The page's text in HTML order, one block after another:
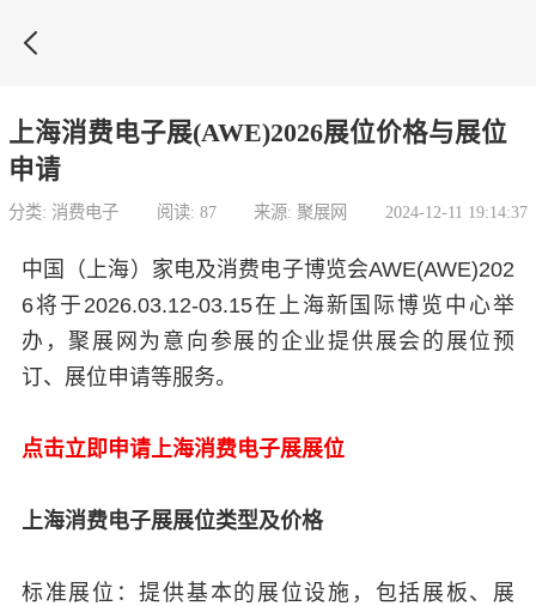

上海消费电子展(AWE)2026展位价格与展位
申请
分类: 消费电子 阅读: 87 来源: 聚展网 2024-12-11 19:14:37
中国（上海）家电及消费电子博览会AWE(AWE)202
6将于2026.03.12-03.15在上海新国际博览中心举
办，聚展网为意向参展的企业提供展会的展位预
订、展位申请等服务。
点击立即申请上海消费电子展展位
上海消费电子展展位类型及价格
标准展位：提供基本的展位设施，包括展板、展